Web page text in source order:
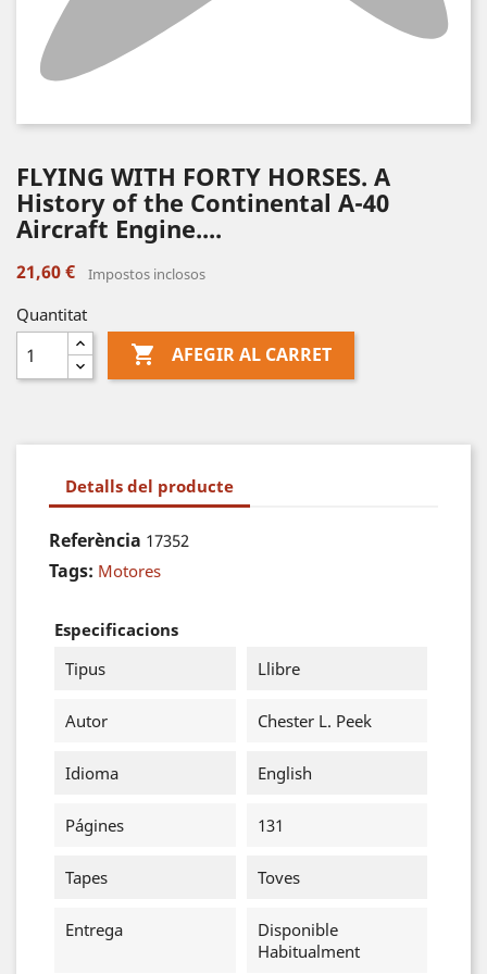
FLYING WITH FORTY HORSES. A
History of the Continental A-40
Aircraft Engine....
21,60 € Impostos inclosos
Quantitat
 AFEGIR AL CARRET
Detalls del producte
Referència 17352
Tags: Motores
Especificacions
Tipus
Llibre
Autor Chester L. Peek
Idioma English
Págines 131
Tapes Toves
Entrega
Disponible
Habitualment